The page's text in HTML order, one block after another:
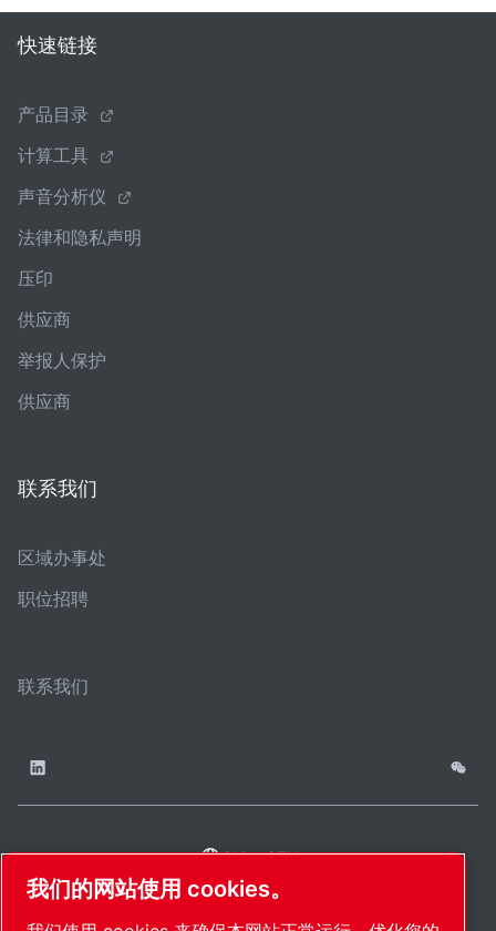
快速链接
产品目录
计算工具
声音分析仪
法律和隐私声明
压印
供应商
举报人保护
供应商
联系我们
区域办事处
职位招聘
联系我们
网
管理
津ICP备
津公网安备
China / ZH
我们的网站使用 cookies。